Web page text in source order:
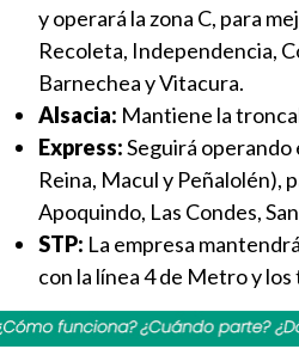
y operará la zona C, para
Recoleta, Independencia,
Barnechea y Vitacura.
Alsacia: Mantiene la
Express:Seguirá operando
Reina, Macul y Peñalolén),
Apoquindo, Las Condes,
STP: La empresa
con la línea 4 de Metro y